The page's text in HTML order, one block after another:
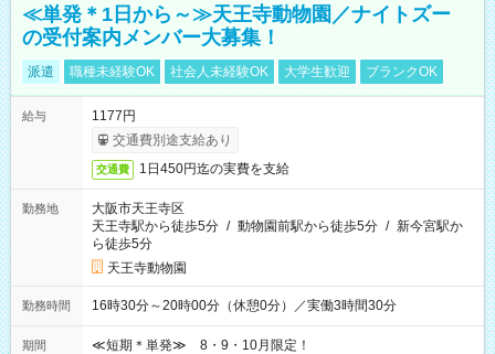
≪単発＊1日から～≫天王寺動物園／ナイトズー
の受付案内メンバー大募集！
派遣 職種未経験OK 社会人未経験OK 大学生歓迎 ブランクOK
給与
1177円
交通費別途支給あり
交通費 1日450円迄の実費を支給
勤務地
大阪市天王寺区
天王寺駅から徒歩5分 / 動物園前駅から徒歩5分 / 新今宮駅か
ら徒歩5分
天王寺動物園
勤務時間 16時30分～20時00分（休憩0分）／実働3時間30分
期間 ≪短期＊単発≫ 8・9・10月限定！